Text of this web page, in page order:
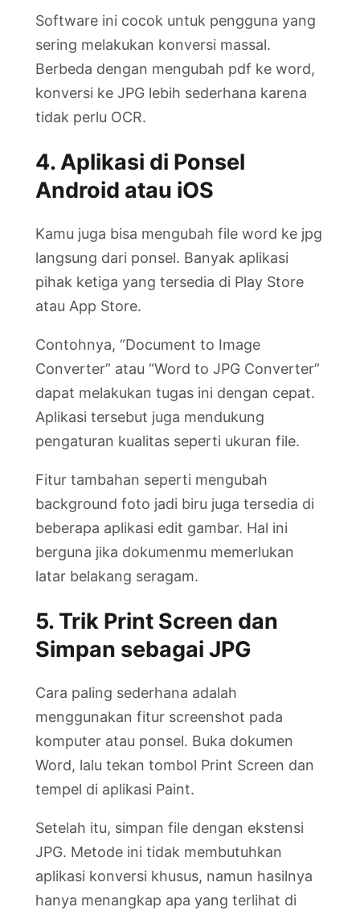
Software ini cocok untuk pengguna yang
sering melakukan konversi massal.
Berbeda dengan mengubah pdf ke word,
konversi ke JPG lebih sederhana karena
tidak perlu OCR.
4. Aplikasi di Ponsel
Android atau iOS
Kamu juga bisa mengubah file word ke jpg
langsung dari ponsel. Banyak aplikasi
pihak ketiga yang tersedia di Play Store
atau App Store.
Contohnya, “Document to Image
Converter” atau “Word to JPG Converter”
dapat melakukan tugas ini dengan cepat.
Aplikasi tersebut juga mendukung
pengaturan kualitas seperti ukuran file.
Fitur tambahan seperti mengubah
background foto jadi biru juga tersedia di
beberapa aplikasi edit gambar. Hal ini
berguna jika dokumenmu memerlukan
latar belakang seragam.
5. Trik Print Screen dan
Simpan sebagai JPG
Cara paling sederhana adalah
menggunakan fitur screenshot pada
komputer atau ponsel. Buka dokumen
Word, lalu tekan tombol Print Screen dan
tempel di aplikasi Paint.
Setelah itu, simpan file dengan ekstensi
JPG. Metode ini tidak membutuhkan
aplikasi konversi khusus, namun hasilnya
hanya menangkap apa yang terlihat di